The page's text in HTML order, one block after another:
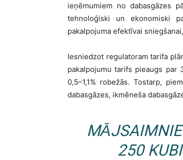
ieņēmumiem no dabasgāzes
tehnoloģiski un ekonomiski
pakalpojuma efektīvai
Iesniedzot regulatoram tarifa
pakalpojumu tarifs pieaugs par
0,5–1,1% robežās. Tostarp,
dabasgāzes, ikmēneša
250